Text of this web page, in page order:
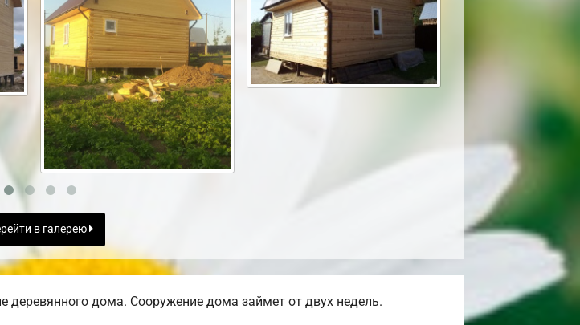
в галерею
дома. Сооружение дома займет от двух недель.